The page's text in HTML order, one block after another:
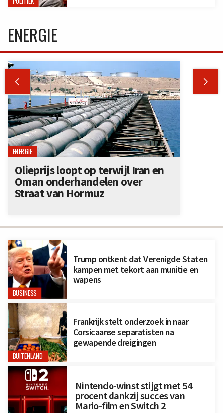
BUSINESS
Trump ontkent dat Verenigde Staten
kampen met tekort aan munitie en
wapens
BUITENLAND
Frankrijk stelt onderzoek in naar
Corsicaanse separatisten na
gewapende dreigingen
Nintendo-winst stijgt met 54
procent dankzij succes van
Mario-film en Switch 2
ENERGIE
 
ENERGIE
Olieprijs loopt op terwijl Iran en
Oman onderhandelen over
Straat van Hormuz